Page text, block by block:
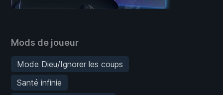
Mods de joueur
Mode Dieu/Ignorer les coups
Santé infinie